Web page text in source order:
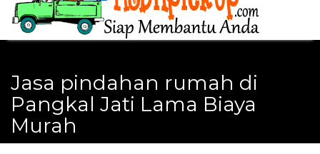
Jasa pindahan rumah di
Pangkal Jati Lama Biaya
Murah